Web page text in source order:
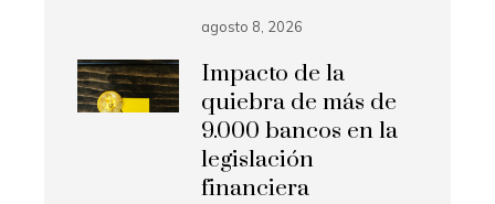
agosto 8, 2026
Impacto de la
quiebra de más de
9.000 bancos en la
legislación
financiera